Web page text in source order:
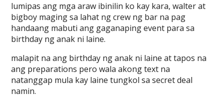
lumipas ang mga araw ibinilin ko kay kara, walter at
bigboy maging sa lahat ng crew ng bar na pag
handaang mabuti ang gaganaping event para sa
birthday ng anak ni laine.
malapit na ang birthday ng anak ni laine at tapos na
ang preparations pero wala akong text na
natanggap mula kay laine tungkol sa secret deal
namin.